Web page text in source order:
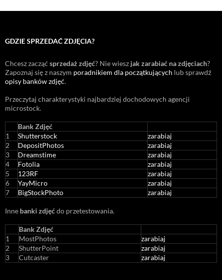
GDZIE SPRZEDAĆ ZDJĘCIA?
Chcesz zacząć sprzedaż zdjęć? Nie wiesz jak zarabiać na zdjęciach?
Zapoznaj się z naszym poradnikiem dla początkujących lub sprawdź
opisy banków zdjęć.
Przeczytaj charakterystyki najbardziej dochodowych agencji
microstock.
Bank Zdjęć
1
Shutterstock
zarabiaj
2
DepositPhotos
zarabiaj
3
Dreamstime
zarabiaj
4
Fotolia
zarabiaj
5
123RF
zarabiaj
6
YayMicro
zarabiaj
7
BigStockPhoto zarabiaj
Inne banki zdjęćdo przetestowania.
Bank Zdjęć
1
MostPhotos
zarabiaj
2
ShutterPoint
zarabiaj
3
Cutcaster zarabiaj